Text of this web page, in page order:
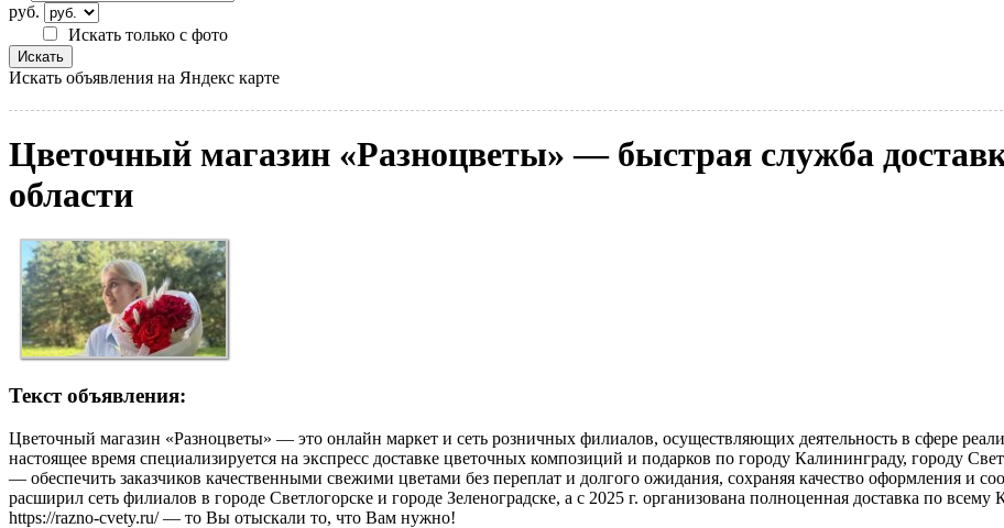
руб.
Искать только с фото
Искать объявления на Яндекс карте
Цветочный магазин «Разноцветы» — быстрая служба
области
Текст объявления:
Цветочный магазин «Разноцветы» — это онлайн маркет и сеть розничных филиалов, осуществляющих деятельность в сфере
настоящее время специализируется на экспресс доставке цветочных композиций и подарков по городу Калининграду, городу
— обеспечить заказчиков качественными свежими цветами без переплат и долгого ожидания, сохраняя качество оформления и
расширил сеть филиалов в городе Светлогорске и городе Зеленоградске, а с 2025 г. организована полноценная доставка по
https://razno-cvety.ru/ — то Вы отыскали то, что Вам нужно!